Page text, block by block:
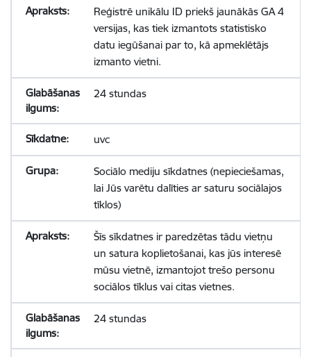
Reģistrē unikālu ID priekš jaunākās GA 4
versijas, kas tiek izmantots statistisko
datu iegūšanai par to, kā apmeklētājs
izmanto vietni.
24 stundas
uvc
Sociālo mediju sīkdatnes (nepieciešamas,
lai Jūs varētu dalīties ar saturu sociālajos
tīklos)
Šīs sīkdatnes ir paredzētas tādu vietņu
un satura koplietošanai, kas jūs interesē
mūsu vietnē, izmantojot trešo personu
sociālos tīklus vai citas vietnes.
24 stundas